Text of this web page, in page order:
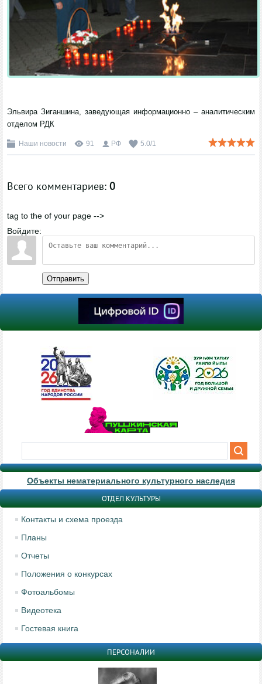
Эльвира Зиганшина, заведующая информационно – аналитическим
отделом РДК
Наши новости 91 РФ 5.0/1
Всего комментариев: 0
tag to the of your page -->
Войдите:
Отправить
Объекты нематериального культурного наследия
ОТДЕЛ КУЛЬТУРЫ
Контакты и схема проезда
Планы
Отчеты
Положения о конкурсах
Фотоальбомы
Видеотека
Гостевая книга
ПЕРСОНАЛИИ